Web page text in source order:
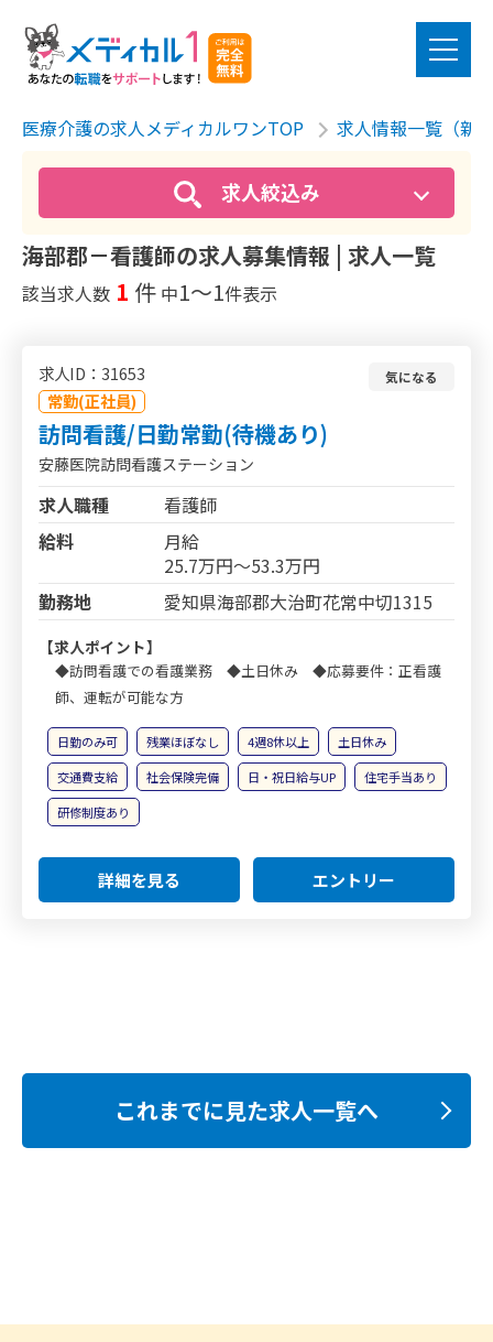
医療介護の求人メディカルワンTOP 求人情報一覧（新
求人絞込み
海部郡－看護師の求人募集情報 | 求人一覧
該当求人数 1 件 中1〜1件表示
求人ID：31653
常勤(正社員)
気になる
訪問看護/日勤常勤(待機あり)
安藤医院訪問看護ステーション
求人職種
看護師
給料
月給
25.7万円～53.3万円
勤務地
愛知県海部郡大治町花常中切1315
【求人ポイント】
◆訪問看護での看護業務 ◆土日休み ◆応募要件：正看護
師、運転が可能な方
日勤のみ可 残業ほぼなし 4週8休以上
土日休み
交通費支給
社会保険完備 日・祝日給与UP
住宅手当あり
研修制度あり
詳細を見る エントリー
これまでに見た求人一覧へ